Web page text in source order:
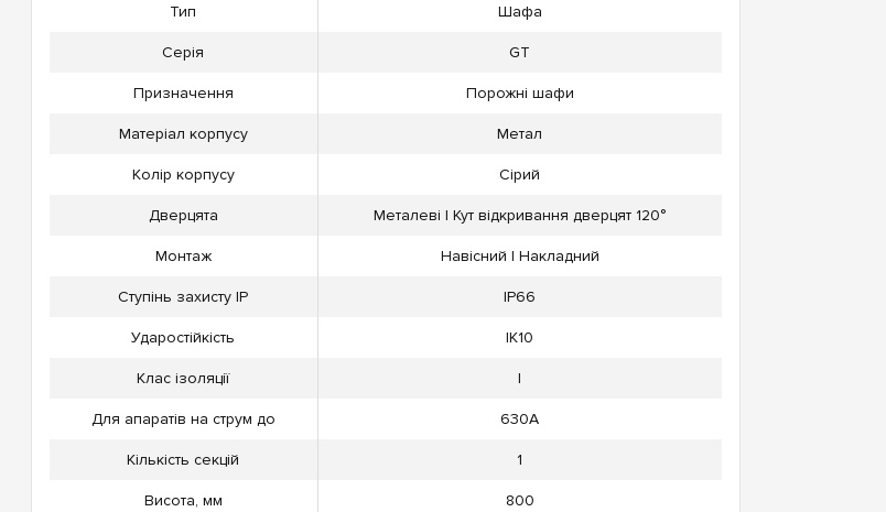
Тип Шафа
Серія GT
Призначення Порожні шафи
Матеріал корпусу Метал
Колір корпусу Сірий
Дверцята Металеві | Кут відкривання дверцят 120°
Монтаж Навісний | Накладний
Ступінь захисту IP IP66
Ударостійкість IK10
Клас ізоляції l
Для апаратів на струм до 630А
Кількість секцій 1
Висота, мм 800